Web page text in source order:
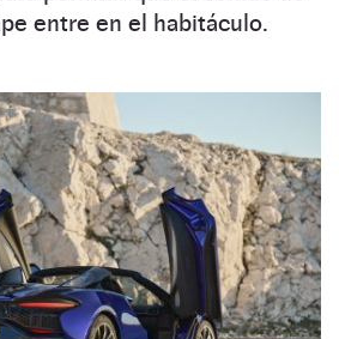
entre en el habitáculo.